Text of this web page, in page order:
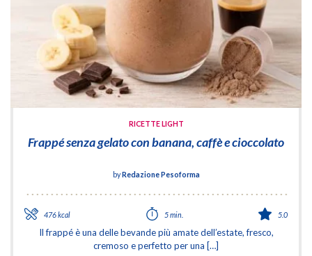
RICETTE LIGHT
Frappé senza gelato con banana, caffè e cioccolato
by Redazione Pesoforma
476 kcal 5 min. 5.0
Il frappé è una delle bevande più amate dell’estate, fresco,
cremoso e perfetto per una […]